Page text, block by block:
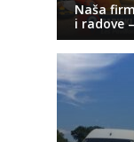
Naša
i radove